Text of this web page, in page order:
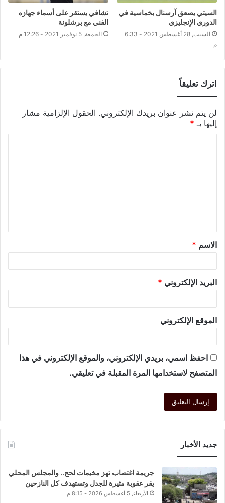
السيتي يصعق آرسنال بخماسية في
الدوري الإنجليزي
السبت, 28 أغسطس 2021 - 6:33
م
تشافي يستقر على أسماء جهازه
الفني مع برشلونة
الجمعة, 5 نوفمبر 2021 - 12:26 م
اترك تعليقاً
لن يتم نشر عنوان بريدك الإلكتروني. الحقول الإلزامية مشار
إليها بـ *
الاسم *
البريد الإلكتروني *
الموقع الإلكتروني
احفظ اسمي، بريدي الإلكتروني، والموقع الإلكتروني في هذا
المتصفح لاستخدامها المرة المقبلة في تعليقي.
جديد الأخبار
جريمة اغتصاب تهز مخيمات لحج.. والمجلس المحلي
يقر عقوبة مثيرة للجدل وتستهدف كل النازحين
الأربعاء, 5 أغسطس 2026 - 8:15 م